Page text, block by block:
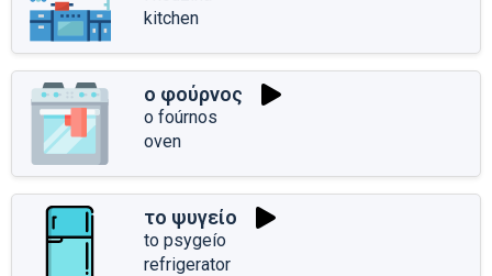
kitchen
ο φούρνος
o foúrnos
oven
το ψυγείο
to psygeío
refrigerator